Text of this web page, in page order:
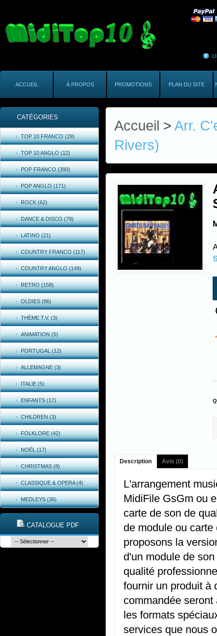
ACCUEIL À PROPOS PROMOTIONS PLAN DU SITE
CATÉGORIES
TOP 10 FRANCO (29)
TOP 10 ANGLO (12)
POP FRANCO (390)
POP ANGLO (171)
ROCK (62)
DANCE & DISCO (79)
LATINO (21)
COUNTRY FRANCO (117)
COUNTRY ANGLO (149)
RETRO (158)
OLDIES (86)
THÈME T.V. (3)
ANIMATION (5)
PORTUGAL (12)
ALLEMAGNE (3)
ITALIE (5)
ENFANTS (17)
CHILDREN (3)
FOLKLORE (42)
NOËL (17)
CHRISTMAS (8)
CLASSIQUE & OPERA (4)
MEDLEYS (36)
CATALOGUE PDF
Accueil > Arr.
Rivers)
*
Description Avis (0)
L'arrangement
MidiFile GsGm ou
carte de son de
de module ou
proposons la
d'un module de
qualité
fournir un produit à
commandée
les formats
services que nous